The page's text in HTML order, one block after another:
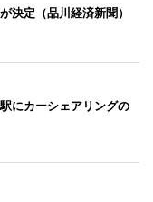
決定（品川経済新聞）
にカーシェアリングの